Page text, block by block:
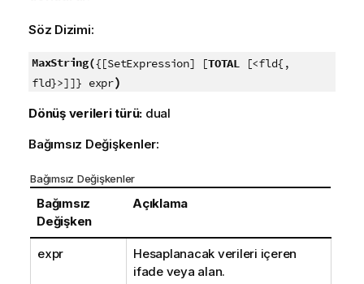
Söz Dizimi:
MaxString({[SetExpression] [TOTAL[<fld{,
fld}>]]} expr)
Dönüş verileri türü: dual
Bağımsız Değişkenler:
Bağımsız Değişkenler
Bağımsız
Değişken
Açıklama
expr
Hesaplanacak verileri içeren
ifade veya alan.